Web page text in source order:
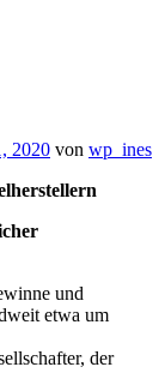
2020 von wp_ines
und
etwa um
der